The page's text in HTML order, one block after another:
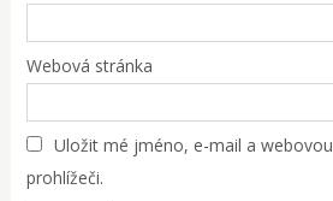
Webová stránka
Uložit mé jméno, e-mail a
prohlížeči.